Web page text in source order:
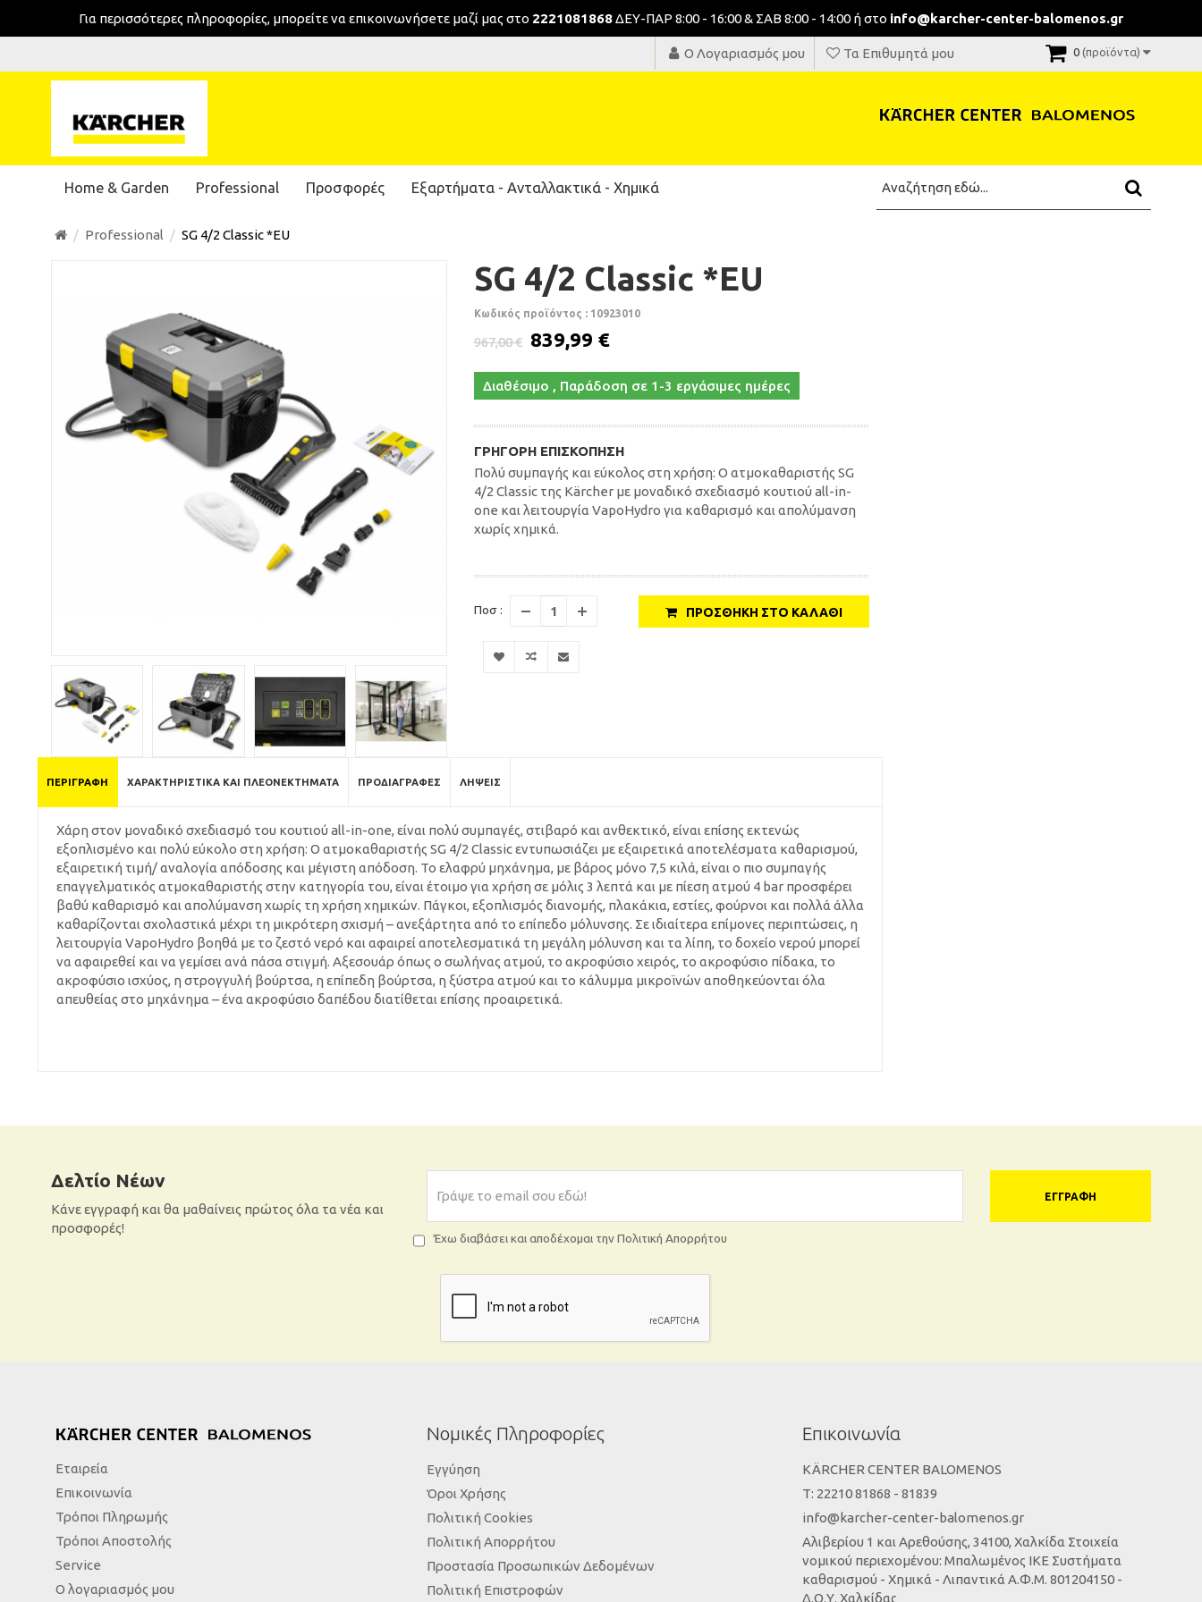
Για περισσότερες πληροφορίες, μπορείτε να επικοινωνήσeτε μαζί μας στο 2221081868ΔΕΥ-ΠΑΡ 8:00 - 16:00 & ΣΑΒ 8:00 - 14:00 ή στο info@karcher-center-balomenos.gr
Ο Λογαριασμός μου Τα Επιθυμητά μου 0 (προϊόντα)
Home & Garden Professional Προσφορές Εξαρτήματα - Ανταλλακτικά - Χημικά
Professional SG 4/2 Classic *EU
SG 4/2 Classic *EU
Κωδικός προϊόντος : 10923010
967,00 € 839,99 €
Διαθέσιμο , Παράδοση σε 1-3 εργάσιμες ημέρες
ΓΡΉΓΟΡΗ ΕΠΙΣΚΌΠΗΣΗ
Πολύ συμπαγής και εύκολος στη χρήση: Ο ατμοκαθαριστής SG
4/2 Classic της Kärcher με μοναδικό σχεδιασμό κουτιού all-in-
one και λειτουργία VapoHydro για καθαρισμό και απολύμανση
χωρίς χημικά.
Ποσ : ΠΡΟΣΘΉΚΗ ΣΤΟ ΚΑΛΆΘΙ
ΠΕΡΙΓΡΑΦΉ ΧΑΡΑΚΤΗΡΙΣΤΙΚΆ ΚΑΙ ΠΛΕΟΝΕΚΤΉΜΑΤΑ ΠΡΟΔΙΑΓΡΑΦΈΣ ΛΉΨΕΙΣ
Χάρη στον μοναδικό σχεδιασμό του κουτιού all-in-one, είναι πολύ συμπαγές, στιβαρό και ανθεκτικό, είναι επίσης εκτενώς
εξοπλισμένο και πολύ εύκολο στη χρήση: Ο ατμοκαθαριστής SG 4/2 Classic εντυπωσιάζει με εξαιρετικά αποτελέσματα καθαρισμού,
εξαιρετική τιμή/ αναλογία απόδοσης και μέγιστη απόδοση. Το ελαφρύ μηχάνημα, με βάρος μόνο 7,5 κιλά, είναι ο πιο συμπαγής
επαγγελματικός ατμοκαθαριστής στην κατηγορία του, είναι έτοιμο για χρήση σε μόλις 3 λεπτά και με πίεση ατμού 4 bar προσφέρει
βαθύ καθαρισμό και απολύμανση χωρίς τη χρήση χημικών. Πάγκοι, εξοπλισμός διανομής, πλακάκια, εστίες, φούρνοι και πολλά άλλα
καθαρίζονται σχολαστικά μέχρι τη μικρότερη σχισμή – ανεξάρτητα από το επίπεδο μόλυνσης. Σε ιδιαίτερα επίμονες περιπτώσεις, η
λειτουργία VapoHydro βοηθά με το ζεστό νερό και αφαιρεί αποτελεσματικά τη μεγάλη μόλυνση και τα λίπη, το δοχείο νερού μπορεί
να αφαιρεθεί και να γεμίσει ανά πάσα στιγμή. Αξεσουάρ όπως ο σωλήνας ατμού, το ακροφύσιο χειρός, το ακροφύσιο πίδακα, το
ακροφύσιο ισχύος, η στρογγυλή βούρτσα, η επίπεδη βούρτσα, η ξύστρα ατμού και το κάλυμμα μικροϊνών αποθηκεύονται όλα
απευθείας στο μηχάνημα – ένα ακροφύσιο δαπέδου διατίθεται επίσης προαιρετικά.
Δελτίο Νέων
Κάνε εγγραφή και θα μαθαίνεις πρώτος όλα τα νέα και
προσφορές!
ΕΓΓΡΑΦΉ
Έχω διαβάσει και αποδέχομαι την Πολιτική Απορρήτου
Εταιρεία
Επικοινωνία
Τρόποι Πληρωμής
Τρόποι Αποστολής
Service
Ο λογαριασμός μου
Νομικές Πληροφορίες
Εγγύηση
Όροι Χρήσης
Πολιτική Cookies
Πολιτική Απορρήτου
Προστασία Προσωπικών Δεδομένων
Πολιτική Επιστροφών
Επικοινωνία
KÄRCHER CENTER BALOMENOS
Τ: 22210 81868 - 81839
info@karcher-center-balomenos.gr
Αλιβερίου 1 και Αρεθούσης, 34100, Χαλκίδα Στοιχεία
νομικού περιεχομένου: Μπαλωμένος ΙΚΕ Συστήματα
καθαρισμού - Χημικά - Λιπαντικά Α.Φ.Μ. 801204150 -
Δ.Ο.Υ. Χαλκίδας